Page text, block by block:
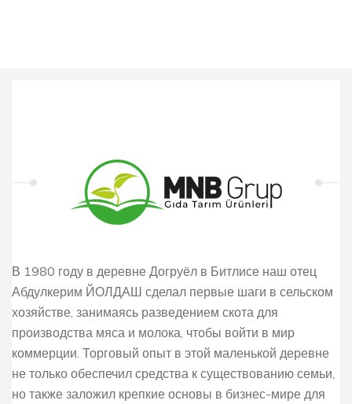
В 1980 году в деревне Догруёл в Битлисе наш отец
Абдулкерим ЙОЛДАШ сделал первые шаги в сельском
хозяйстве, занимаясь разведением скота для
производства мяса и молока, чтобы войти в мир
коммерции. Торговый опыт в этой маленькой деревне
не только обеспечил средства к существованию семьи,
но также заложил крепкие основы в бизнес-мире для